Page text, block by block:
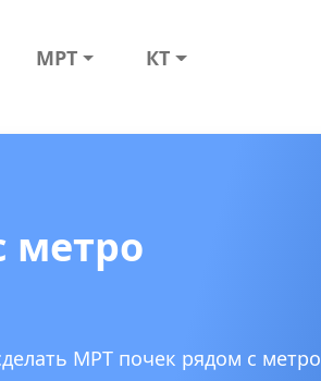
МРТ КТ
метро
МРТ почек рядом с метро